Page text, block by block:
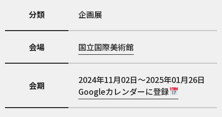
分類 企画展
会場 国立国際美術館
会期
2024年11月02日～2025年01月26日
Googleカレンダーに登録